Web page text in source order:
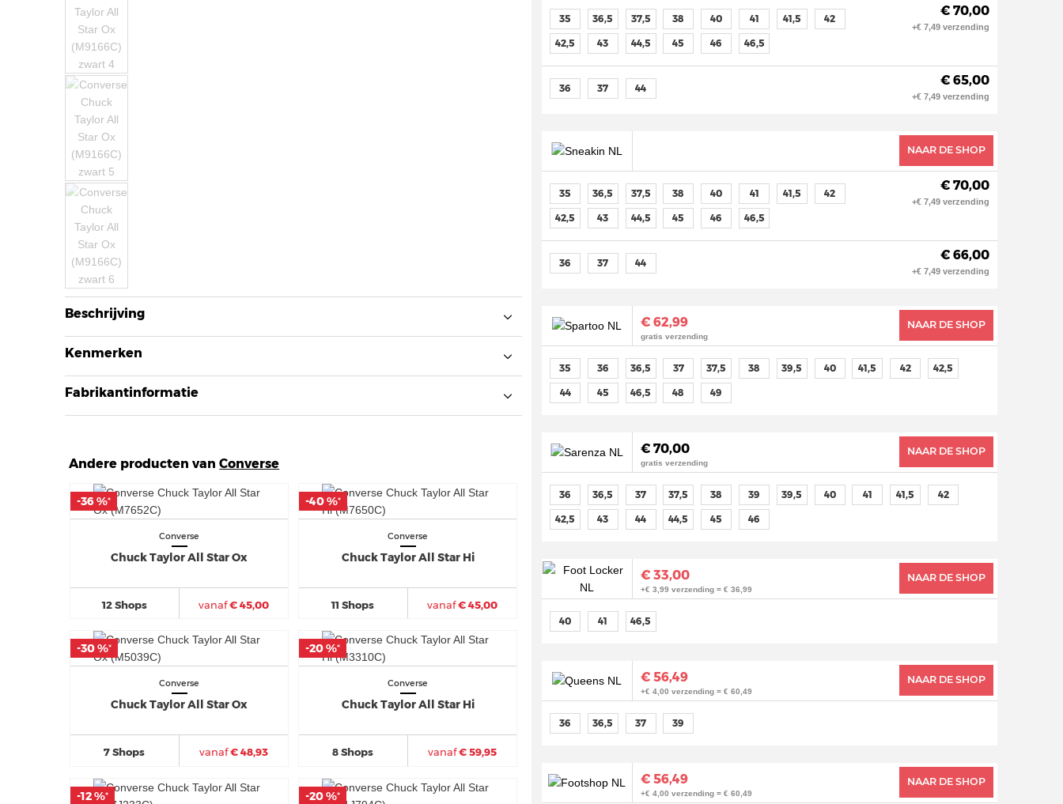
Beschrijving
Kenmerken
Fabrikantinformatie
Andere producten vanConverse
Converse
Chuck Taylor All Star Ox
12 Shops vanaf€ 45,00
-36 %*
-36 %*
Converse
Chuck Taylor All Star Hi
11 Shops vanaf€ 45,00
-40 %*
-40 %*
Converse
Chuck Taylor All Star Ox
7 Shops vanaf€ 48,93
-30 %*
-30 %*
Converse
Chuck Taylor All Star Hi
8 Shops vanaf€ 59,95
-20 %*
-20 %*
-12 %*
-12 %* -20 %*
-20 %*
35 36,5 37,5 38 40 41 41,5 42
42,5 43 44,5 45 46 46,5
€ 70,00
+€ 7,49 verzending
36 37 44
€ 65,00
+€ 7,49 verzending
NAAR DE SHOP
35 36,5 37,5 38 40 41 41,5 42
42,5 43 44,5 45 46 46,5
€ 70,00
+€ 7,49 verzending
36 37 44
€ 66,00
+€ 7,49 verzending
€ 62,99
gratis verzending
NAAR DE SHOP
35 36 36,5 37 37,5 38 39,5 40 41,5 42 42,5
44 45 46,5 48 49
€ 70,00
gratis verzending
NAAR DE SHOP
36 36,5 37 37,5 38 39 39,5 40 41 41,5 42
42,5 43 44 44,5 45 46
€ 33,00
+€ 3,99 verzending = € 36,99
NAAR DE SHOP
40 41 46,5
€ 56,49
+€ 4,00 verzending = € 60,49
NAAR DE SHOP
36 36,5 37 39
€ 56,49
+€ 4,00 verzending = € 60,49
NAAR DE SHOP